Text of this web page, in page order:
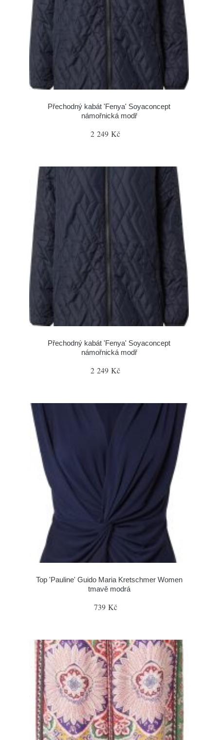
Přechodný kabát 'Fenya' Soyaconcept
námořnická modř
2 249 Kč
Přechodný kabát 'Fenya' Soyaconcept
námořnická modř
2 249 Kč
Top 'Pauline' Guido Maria Kretschmer Women
tmavě modrá
739 Kč